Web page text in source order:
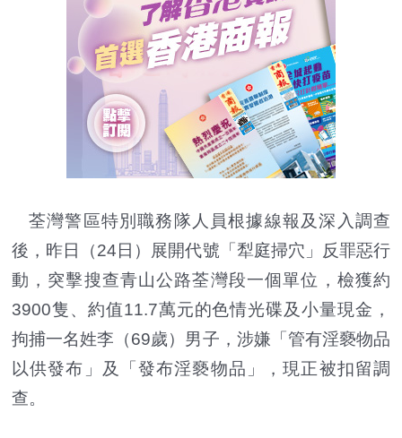
荃灣警區特別職務隊人員根據線報及深入調查
後，昨日（24日）展開代號「犁庭掃穴」反罪惡行
動，突擊搜查青山公路荃灣段一個單位，檢獲約
3900隻、約值11.7萬元的色情光碟及小量現金，
拘捕一名姓李（69歲）男子，涉嫌「管有淫褻物品
以供發布」及「發布淫褻物品」，現正被扣留調
查。